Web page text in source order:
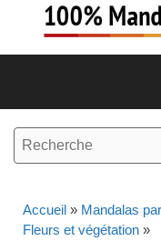
contenu
Accueil » Mandalas
Fleurs et végétation »